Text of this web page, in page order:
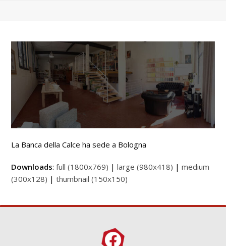
La Banca della Calce ha sede a Bologna
Downloads:full (1800x769) |large (980x418) |medium
(300x128) |thumbnail (150x150)